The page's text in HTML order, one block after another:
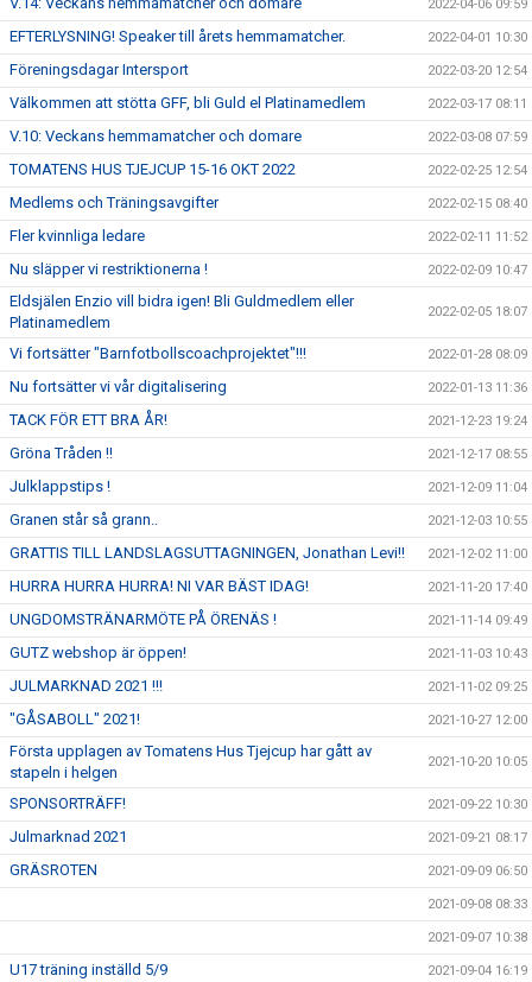
2022-04-06 09:59
EFTERLYSNING! Speaker till årets hemmamatcher. 2022-04-01 10:30
Föreningsdagar Intersport 2022-03-20 12:54
Välkommen att stötta GFF, bli Guld el Platinamedlem 2022-03-17 08:11
V.10: Veckans hemmamatcher och domare 2022-03-08 07:59
TOMATENS HUS TJEJCUP 15-16 OKT 2022 2022-02-25 12:54
Medlems och Träningsavgifter 2022-02-15 08:40
Fler kvinnliga ledare 2022-02-11 11:52
Nu släpper vi restriktionerna ! 2022-02-09 10:47
Eldsjälen Enzio vill bidra igen! Bli Guldmedlem eller
Platinamedlem
2022-02-05 18:07
Vi fortsätter "Barnfotbollscoachprojektet"!!! 2022-01-28 08:09
Nu fortsätter vi vår digitalisering 2022-01-13 11:36
TACK FÖR ETT BRA ÅR! 2021-12-23 19:24
Gröna Tråden !! 2021-12-17 08:55
Julklappstips ! 2021-12-09 11:04
Granen står så grann.. 2021-12-03 10:55
GRATTIS TILL LANDSLAGSUTTAGNINGEN, Jonathan Levi!! 2021-12-02 11:00
HURRA HURRA HURRA! NI VAR BÄST IDAG! 2021-11-20 17:40
UNGDOMSTRÄNARMÖTE PÅ ÖRENÄS ! 2021-11-14 09:49
GUTZ webshop är öppen! 2021-11-03 10:43
JULMARKNAD 2021 !!! 2021-11-02 09:25
"GÅSABOLL" 2021! 2021-10-27 12:00
Första upplagen av Tomatens Hus Tjejcup har gått av
stapeln i helgen
2021-10-20 10:05
SPONSORTRÄFF! 2021-09-22 10:30
Julmarknad 2021 2021-09-21 08:17
GRÄSROTEN 2021-09-09 06:50
2021-09-08 08:33
2021-09-07 10:38
U17 träning inställd 5/9 2021-09-04 16:19